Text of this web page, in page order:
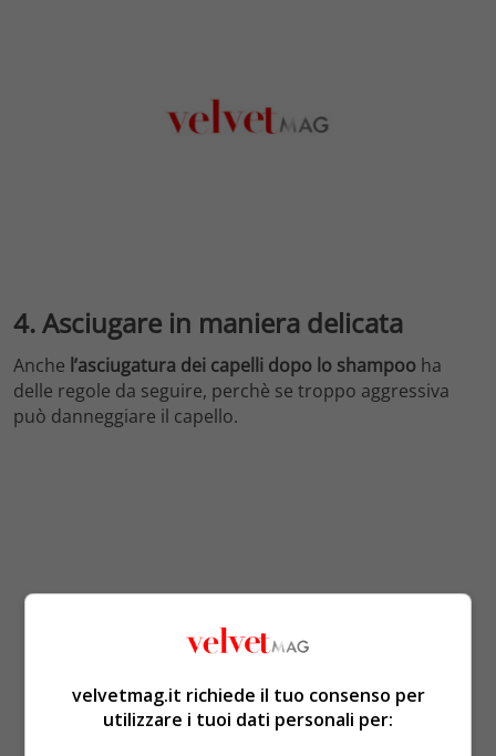
4. Asciugare in maniera delicata
Anche l’asciugatura dei capelli dopo lo shampoo ha
delle regole da seguire, perchè se troppo aggressiva
può danneggiare il capello.
velvetmag.it richiede il tuo consenso per
utilizzare i tuoi dati personali per: